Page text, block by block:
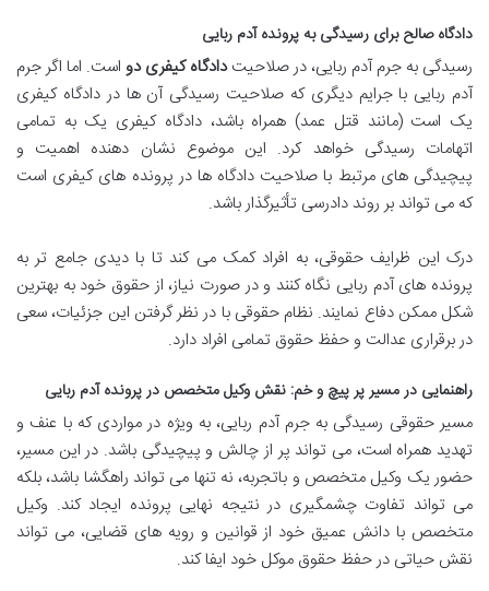
دادگاه صالح برای رسیدگی به پرونده آدم ربایی
رسیدگی به جرم آدم ربایی، در صلاحیتدادگاه کیفری دو است. اما اگر جرم
آدم ربایی با جرایم دیگری که صلاحیت رسیدگی آن ها در دادگاه کیفری
یک است (مانند قتل عمد) همراه باشد، دادگاه کیفری یک به تمامی
اتهامات رسیدگی خواهد کرد. این موضوع نشان دهنده اهمیت و
پیچیدگی های مرتبط با صلاحیت دادگاه ها در پرونده های کیفری است
که می تواند بر روند دادرسی تأثیرگذار باشد.
درک این ظرایف حقوقی، به افراد کمک می کند تا با دیدی جامع تر به
پرونده های آدم ربایی نگاه کنند و در صورت نیاز، از حقوق خود به بهترین
شکل ممکن دفاع نمایند. نظام حقوقی با در نظر گرفتن این جزئیات، سعی
در برقراری عدالت و حفظ حقوق تمامی افراد دارد.
راهنمایی در مسیر پر پیچ و خم: نقش وکیل متخصص در پرونده آدم ربایی
مسیر حقوقی رسیدگی به جرم آدم ربایی، به ویژه در مواردی که با عنف و
تهدید همراه است، می تواند پر از چالش و پیچیدگی باشد. در این مسیر،
حضور یک وکیل متخصص و باتجربه، نه تنها می تواند راهگشا باشد، بلکه
می تواند تفاوت چشمگیری در نتیجه نهایی پرونده ایجاد کند. وکیل
متخصص با دانش عمیق خود از قوانین و رویه های قضایی، می تواند
نقش حیاتی در حفظ حقوق موکل خود ایفا کند.